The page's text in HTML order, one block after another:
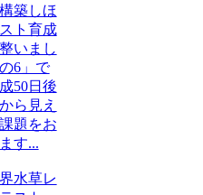
築しほ
ト育成
いまし
6」で
50日後
ら見え
題をお
す...
水草レ